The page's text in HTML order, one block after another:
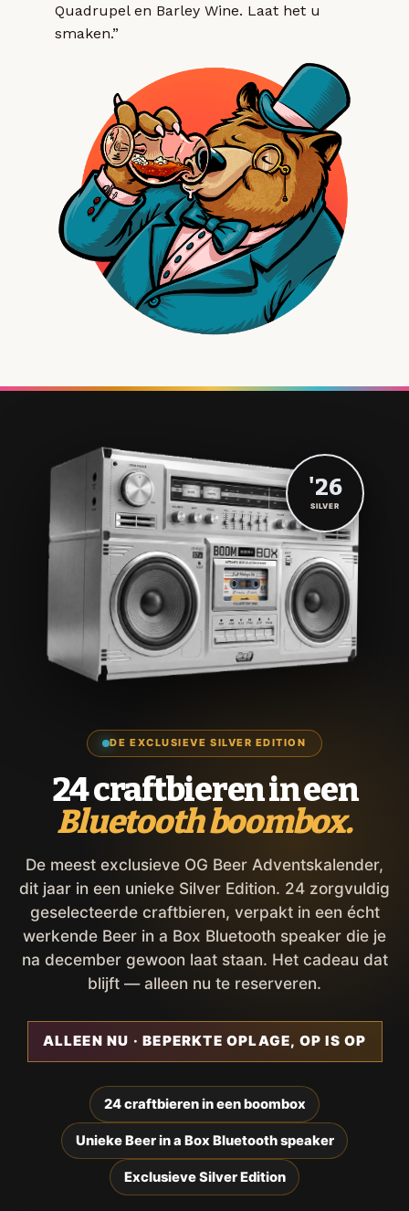
Quadrupel en Barley Wine. Laat het u
smaken.”
DE EXCLUSIEVE SILVER EDITION
24 craftbieren in een
Bluetooth boombox.
De meest exclusieve OG Beer Adventskalender,
dit jaar in een unieke Silver Edition. 24 zorgvuldig
geselecteerde craftbieren, verpakt in een écht
werkende Beer in a Box Bluetooth speaker die je
na december gewoon laat staan. Het cadeau dat
blijft — alleen nu te reserveren.
ALLEEN NU · BEPERKTE OPLAGE, OP IS OP
24 craftbieren in een boombox
Unieke Beer in a Box Bluetooth speaker
Exclusieve Silver Edition
'26
SILVER